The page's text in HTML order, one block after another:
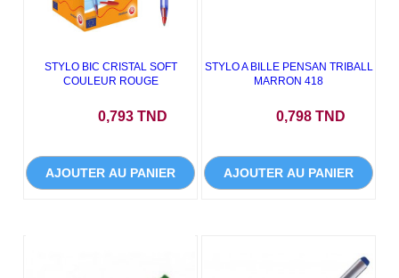
STYLO BIC CRISTAL SOFT
COULEUR ROUGE
0,793 TND
AJOUTER AU PANIER
STYLO A BILLE PENSAN TRIBALL
MARRON 418
0,798 TND
AJOUTER AU PANIER